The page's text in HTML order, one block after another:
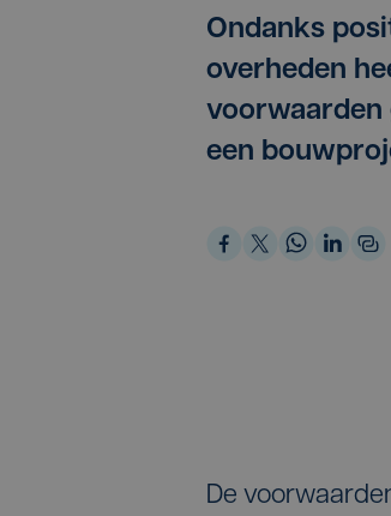
Ondanks
overheden
voorwaarden
een
De